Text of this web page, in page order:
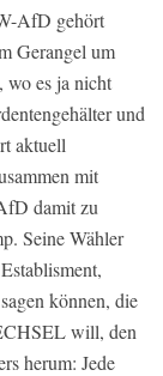
AfD gehört
Gerangel um
wo es ja nicht
und
aktuell
mit
damit zu
Seine Wähler
können, die
will, den
herum: Jede